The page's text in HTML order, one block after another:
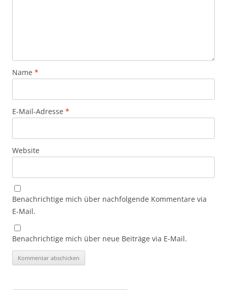
Name *
E-Mail-Adresse *
Website
Benachrichtige mich über nachfolgende Kommentare via
E-Mail.
Benachrichtige mich über neue Beiträge via E-Mail.